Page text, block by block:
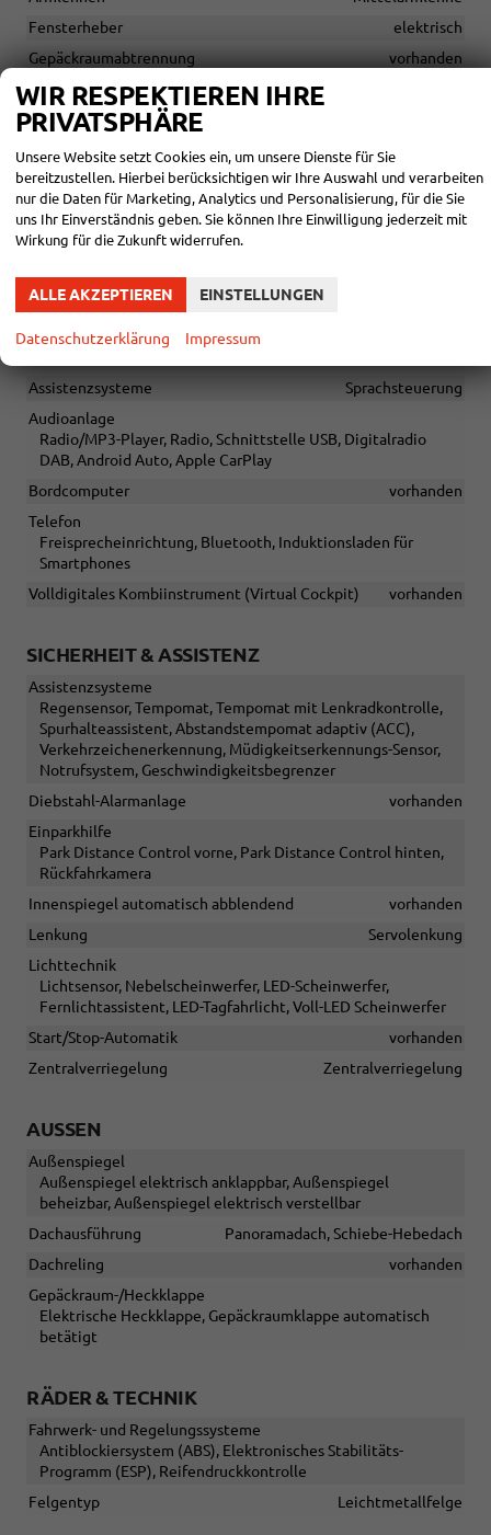
Fensterheber
elektrisch
Gepäckraumabtrennung
vorhanden
Klimatisierung
Klimaautomatik, 3-Zonen-Klimaautomatik
Lenkrad
Lenkradheizung, mit Schaltwippen
Sitze
Isofix (Kindersitzbefestigung), Rücksitzbank hinten geteilt,
Sitzheizung, Sportsitze, Isofix Beifahrersitz
Sitze: Verstellbarkeit
Höhenverstellbarer Fahrersitz
INFOTAINMENT & KOMMUNIKATION
Assistenzsysteme
Sprachsteuerung
Audioanlage
Radio/MP3-Player, Radio, Schnittstelle USB, Digitalradio
DAB, Android Auto, Apple CarPlay
Bordcomputer
vorhanden
Telefon
Freisprecheinrichtung, Bluetooth, Induktionsladen für
Smartphones
Volldigitales Kombiinstrument (Virtual Cockpit)
vorhanden
SICHERHEIT & ASSISTENZ
Assistenzsysteme
Regensensor, Tempomat, Tempomat mit Lenkradkontrolle,
Spurhalteassistent, Abstandstempomat adaptiv (ACC),
Verkehrzeichenerkennung, Müdigkeitserkennungs-Sensor,
Notrufsystem, Geschwindigkeitsbegrenzer
Diebstahl-Alarmanlage
vorhanden
Einparkhilfe
Park Distance Control vorne, Park Distance Control hinten,
Rückfahrkamera
Innenspiegel automatisch abblendend
vorhanden
Lenkung
Servolenkung
Lichttechnik
Lichtsensor, Nebelscheinwerfer, LED-Scheinwerfer,
Fernlichtassistent, LED-Tagfahrlicht, Voll-LED Scheinwerfer
Start/Stop-Automatik
vorhanden
Zentralverriegelung
Zentralverriegelung
AUSSEN
Außenspiegel
Außenspiegel elektrisch anklappbar, Außenspiegel
beheizbar, Außenspiegel elektrisch verstellbar
Dachausführung
Panoramadach, Schiebe-Hebedach
Dachreling
vorhanden
Gepäckraum-/Heckklappe
Elektrische Heckklappe, Gepäckraumklappe automatisch
betätigt
RÄDER & TECHNIK
Fahrwerk- und Regelungssysteme
Antiblockiersystem (ABS), Elektronisches Stabilitäts-
Programm (ESP), Reifendruckkontrolle
Felgentyp
Leichtmetallfelge
WIR RESPEKTIEREN IHRE
PRIVATSPHÄRE
Unsere Website setzt Cookies ein, um unsere Dienste für Sie
bereitzustellen. Hierbei berücksichtigen wir Ihre Auswahl und verarbeiten
nur die Daten für Marketing, Analytics und Personalisierung, für die Sie
uns Ihr Einverständnis geben. Sie können Ihre Einwilligung jederzeit mit
Wirkung für die Zukunft widerrufen.
ALLE AKZEPTIEREN EINSTELLUNGEN
Datenschutzerklärung Impressum